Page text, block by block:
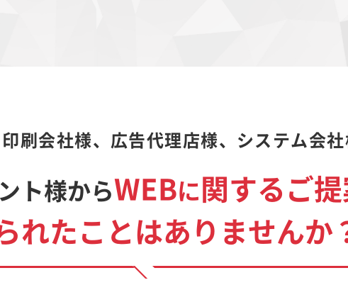
刷会社様、広告代理店様、システム会
ト様からWEBに関するご
れたことはありませんか